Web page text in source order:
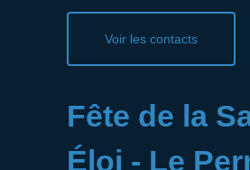
Voir les contacts
Fête de la
Éloi - Le